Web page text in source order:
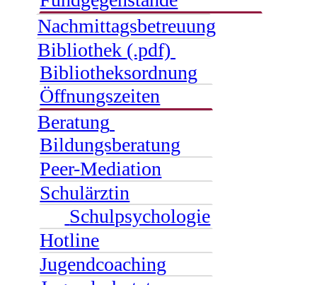
Nachmittagsbetreuung
Bibliothek (.pdf)
Bibliotheksordnung
Öffnungszeiten
Beratung
Bildungsberatung
Peer-Mediation
Schulärztin
Schulpsychologie
Hotline
Jugendcoaching